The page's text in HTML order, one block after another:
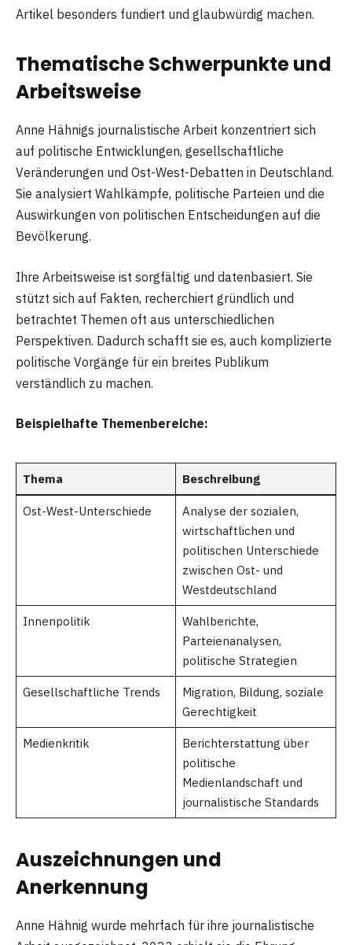
Artikel besonders fundiert und glaubwürdig machen.
Thematische Schwerpunkte und
Arbeitsweise
Anne Hähnigs journalistische Arbeit konzentriert sich
auf politische Entwicklungen, gesellschaftliche
Veränderungen und Ost-West-Debatten in Deutschland.
Sie analysiert Wahlkämpfe, politische Parteien und die
Auswirkungen von politischen Entscheidungen auf die
Bevölkerung.
Ihre Arbeitsweise ist sorgfältig und datenbasiert. Sie
stützt sich auf Fakten, recherchiert gründlich und
betrachtet Themen oft aus unterschiedlichen
Perspektiven. Dadurch schafft sie es, auch komplizierte
politische Vorgänge für ein breites Publikum
verständlich zu machen.
Beispielhafte Themenbereiche:
Thema Beschreibung
Ost-West-Unterschiede
Analyse der sozialen,
wirtschaftlichen und
politischen Unterschiede
zwischen Ost- und
Westdeutschland
Innenpolitik
Wahlberichte,
Parteienanalysen,
politische Strategien
Gesellschaftliche Trends
Migration, Bildung, soziale
Gerechtigkeit
Medienkritik
Berichterstattung über
politische
Medienlandschaft und
journalistische Standards
Auszeichnungen und
Anerkennung
Anne Hähnig wurde mehrfach für ihre journalistische